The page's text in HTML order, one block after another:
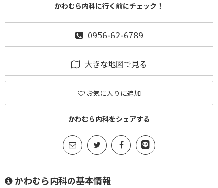
かわむら内科に行く前にチェック！
0956-62-6789
大きな地図で見る
お気に入りに追加
かわむら内科をシェアする
かわむら内科の基本情報